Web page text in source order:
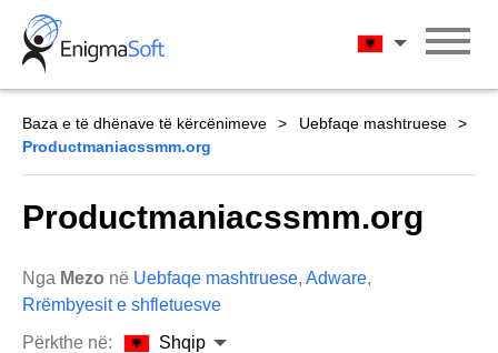
Skip
content
Shqip
Baza e të dhënave të kërcënimeve
Uebfaqe mashtruese
Productmaniacssmm.org
Productmaniacssmm.org
Nga Mezo në Uebfaqe mashtruese, Adware,
Rrëmbyesit e shfletuesve
Përkthe në:
Shqip